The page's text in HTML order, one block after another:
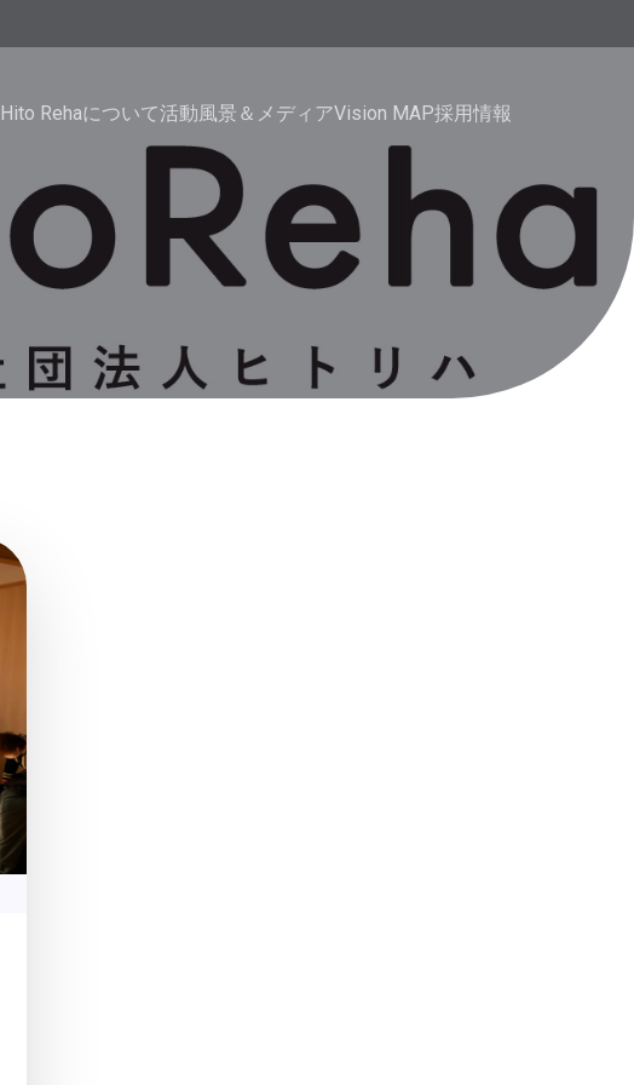
Hito Rehaについて活動風景＆メディアVision MAP採用情報